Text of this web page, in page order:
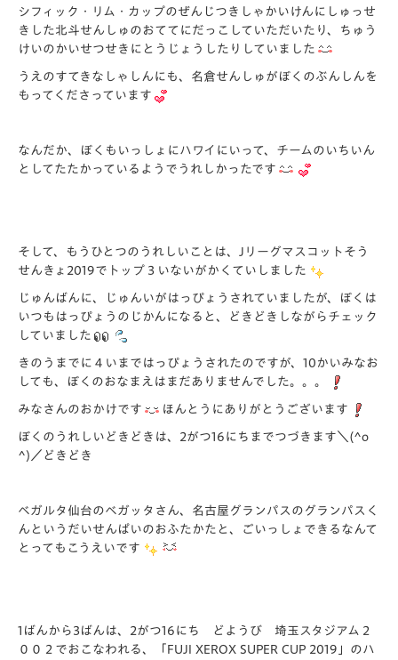
シフィック・リム・カップのぜんじつきしゃかいけんにしゅっせ
きした北斗せんしゅのおててにだっこしていただいたり、ちゅう
けいのかいせつせきにとうじょうしたりしていました
うえのすてきなしゃしんにも、名倉せんしゅがぼくのぶんしんを
もってくださっています
なんだか、ぼくもいっしょにハワイにいって、チームのいちいん
としてたたかっているようでうれしかったです
そして、もうひとつのうれしいことは、Jリーグマスコットそう
せんきょ2019でトップ３いないがかくていしました
じゅんばんに、じゅんいがはっぴょうされていましたが、ぼくは
いつもはっぴょうのじかんになると、どきどきしながらチェック
していました
きのうまでに４いまではっぴょうされたのですが、10かいみなお
しても、ぼくのおなまえはまだありませんでした。。。
みなさんのおかけです ほんとうにありがとうございます
ぼくのうれしいどきどきは、2がつ16にちまでつづきます＼(^o
^)／どきどき
ベガルタ仙台のベガッタさん、名古屋グランパスのグランパスく
んというだいせんぱいのおふたかたと、ごいっしょできるなんて
とってもこうえいです
1ばんから3ばんは、2がつ16にち どようび 埼玉スタジアム２
００２でおこなわれる、「FUJI XEROX SUPER CUP 2019」のハ